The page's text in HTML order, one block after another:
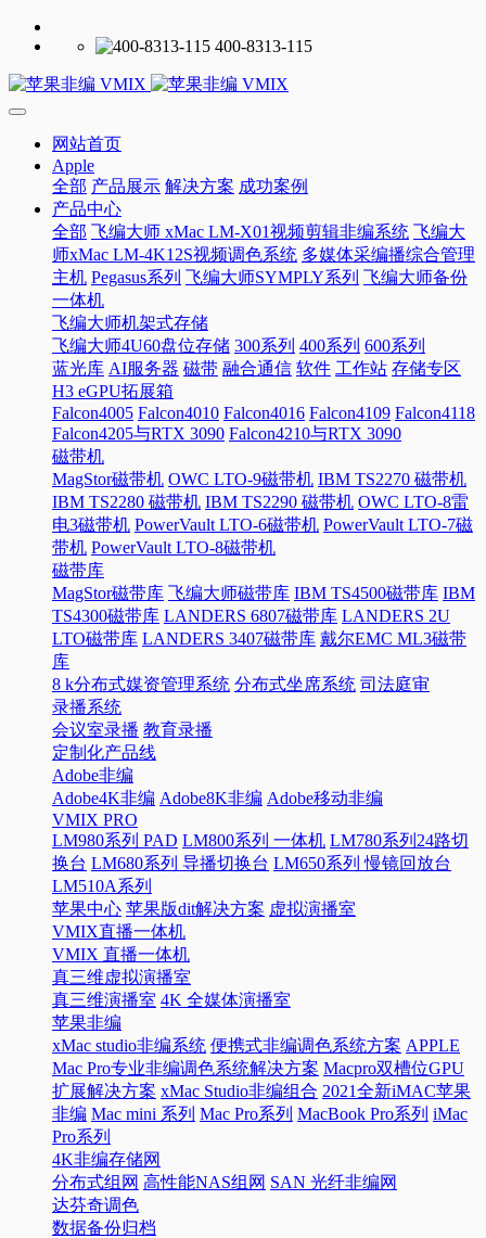
400-8313-115
网站首页
Apple
全部 产品展示 解决方案 成功案例
产品中心
全部 飞编大师 xMac LM-X01视频剪辑非编系统 飞编大
师xMac LM-4K12S视频调色系统 多媒体采编播综合管理
主机 Pegasus系列 飞编大师SYMPLY系列 飞编大师备份
一体机
飞编大师机架式存储
飞编大师4U60盘位存储 300系列 400系列 600系列
蓝光库 AI服务器 磁带 融合通信 软件 工作站 存储专区
H3 eGPU拓展箱
Falcon4005 Falcon4010 Falcon4016 Falcon4109 Falcon4118
Falcon4205与RTX 3090 Falcon4210与RTX 3090
磁带机
MagStor磁带机 OWC LTO-9磁带机 IBM TS2270 磁带机
IBM TS2280 磁带机 IBM TS2290 磁带机 OWC LTO-8雷
电3磁带机 PowerVault LTO-6磁带机 PowerVault LTO-7磁
带机 PowerVault LTO-8磁带机
磁带库
MagStor磁带库 飞编大师磁带库 IBM TS4500磁带库 IBM
TS4300磁带库 LANDERS 6807磁带库 LANDERS 2U
LTO磁带库 LANDERS 3407磁带库 戴尔EMC ML3磁带
库
8 k分布式媒资管理系统 分布式坐席系统 司法庭审
录播系统
会议室录播 教育录播
定制化产品线
Adobe非编
Adobe4K非编 Adobe8K非编 Adobe移动非编
VMIX PRO
LM980系列 PAD LM800系列 一体机 LM780系列24路切
换台 LM680系列 导播切换台 LM650系列 慢镜回放台
LM510A系列
苹果中心 苹果版dit解决方案 虚拟演播室
VMIX直播一体机
VMIX 直播一体机
真三维虚拟演播室
真三维演播室 4K 全媒体演播室
苹果非编
xMac studio非编系统 便携式非编调色系统方案 APPLE
Mac Pro专业非编调色系统解决方案 Macpro双槽位GPU
扩展解决方案 xMac Studio非编组合 2021全新iMAC苹果
非编 Mac mini 系列 Mac Pro系列 MacBook Pro系列 iMac
Pro系列
4K非编存储网
分布式组网 高性能NAS组网 SAN 光纤非编网
达芬奇调色
数据备份归档